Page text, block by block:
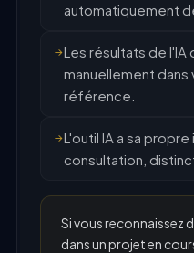
automatiquement
Les résultats de
manuellement
référence.
L'outil IA a sa
consultation,
Si vous reconnaissez
dans un projet en